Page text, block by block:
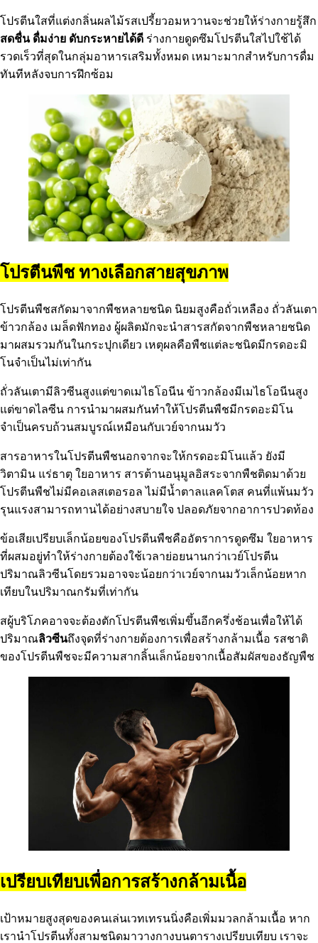
โปรตีนใสที่แต่งกลิ่นผลไม้รสเปรี้ยวอมหวานจะช่วยให้ร่างกายรู้สึก
สดชื่น ดื่มง่าย ดับกระหายได้ดี ร่างกายดูดซึมโปรตีนใสไปใช้ได้
รวดเร็วที่สุดในกลุ่มอาหารเสริมทั้งหมด เหมาะมากสำหรับการดื่ม
ทันทีหลังจบการฝึกซ้อม
โปรตีนพืช ทางเลือกสายสุขภาพ
โปรตีนพืชสกัดมาจากพืชหลายชนิด นิยมสูงคือถั่วเหลือง ถั่วลันเตา
ข้าวกล้อง เมล็ดฟักทอง ผู้ผลิตมักจะนำสารสกัดจากพืชหลายชนิด
มาผสมรวมกันในกระปุกเดียว เหตุผลคือพืชแต่ละชนิดมีกรดอะมิ
โนจำเป็นไม่เท่ากัน
ถั่วลันเตามีลิวซีนสูงแต่ขาดเมไธโอนีน ข้าวกล้องมีเมไธโอนีนสูง
แต่ขาดไลซีน การนำมาผสมกันทำให้โปรตีนพืชมีกรดอะมิโน
จำเป็นครบถ้วนสมบูรณ์เหมือนกับเวย์จากนมวัว
สารอาหารในโปรตีนพืชนอกจากจะให้กรดอะมิโนแล้ว ยังมี
วิตามิน แร่ธาตุ ใยอาหาร สารต้านอนุมูลอิสระจากพืชติดมาด้วย
โปรตีนพืชไม่มีคอเลสเตอรอล ไม่มีน้ำตาลแลคโตส คนที่แพ้นมวัว
รุนแรงสามารถทานได้อย่างสบายใจ ปลอดภัยจากอาการปวดท้อง
ข้อเสียเปรียบเล็กน้อยของโปรตีนพืชคืออัตราการดูดซึม ใยอาหาร
ที่ผสมอยู่ทำให้ร่างกายต้องใช้เวลาย่อยนานกว่าเวย์โปรตีน
ปริมาณลิวซีนโดยรวมอาจจะน้อยกว่าเวย์จากนมวัวเล็กน้อยหาก
เทียบในปริมาณกรัมที่เท่ากัน
สผู้บริโภคอาจจะต้องตักโปรตีนพืชเพิ่มขึ้นอีกครึ่งช้อนเพื่อให้ได้
ปริมาณลิวซีนถึงจุดที่ร่างกายต้องการเพื่อสร้างกล้ามเนื้อ รสชาติ
ของโปรตีนพืชจะมีความสากลิ้นเล็กน้อยจากเนื้อสัมผัสของธัญพืช
เปรียบเทียบเพื่อการสร้างกล้ามเนื้อ
เป้าหมายสูงสุดของคนเล่นเวทเทรนนิ่งคือเพิ่มมวลกล้ามเนื้อ หาก
เรานำโปรตีนทั้งสามชนิดมาวางกางบนตารางเปรียบเทียบ เราจะ